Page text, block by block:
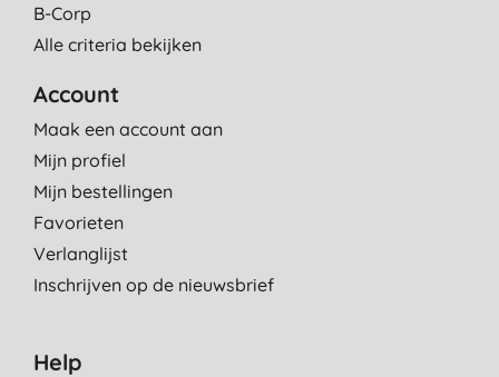
B-Corp
Alle criteria bekijken
Account
Maak een account aan
Mijn profiel
Mijn bestellingen
Favorieten
Verlanglijst
Inschrijven op de nieuwsbrief
Help